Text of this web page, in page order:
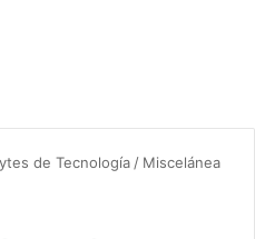
de Tecnología / Miscelánea